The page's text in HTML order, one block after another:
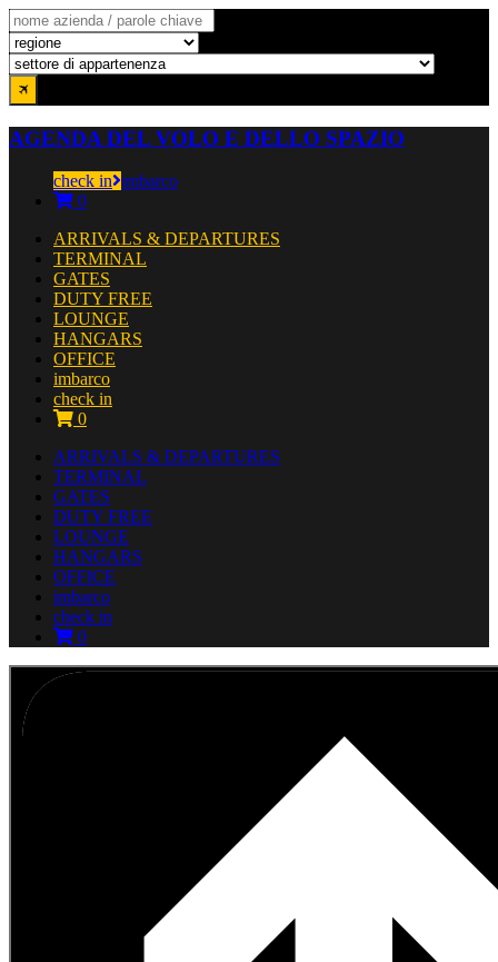
AGENDA DEL VOLO E DELLO SPAZIO
check in imbarco
0
ARRIVALS & DEPARTURES
TERMINAL
GATES
DUTY FREE
LOUNGE
HANGARS
OFFICE
imbarco
check in
0
ARRIVALS & DEPARTURES
TERMINAL
GATES
DUTY FREE
LOUNGE
HANGARS
OFFICE
imbarco
check in
0